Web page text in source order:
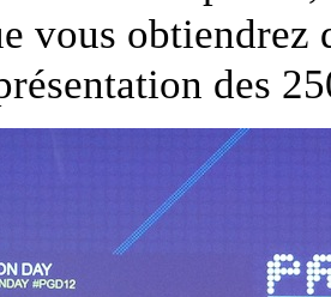
vous
des